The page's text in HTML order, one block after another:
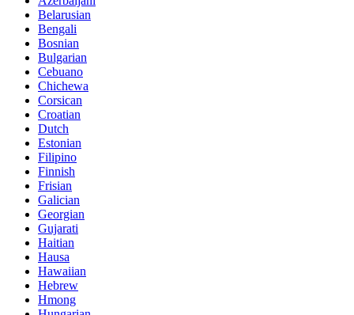
Belarusian
Bengali
Bosnian
Bulgarian
Cebuano
Chichewa
Corsican
Croatian
Dutch
Estonian
Filipino
Finnish
Frisian
Galician
Georgian
Gujarati
Haitian
Hausa
Hawaiian
Hebrew
Hmong